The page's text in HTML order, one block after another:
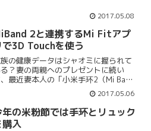
まいました。バントのユニットと接す
輪っかの部分が外れるようになってし
たので...
2017.05.08
2と連携するMi Fitアプ
で3D Touchを使う
の健康データはシャオミに握られて
？妻の両親へのプレゼントに続い
最近妻本人の「小米手环2（Mi Band
）」も購入したので、身近に4台の
がライフログを取っているとい
態です。うちの家族は小米に健康デ
タ握られて...
2017.05.06
年の米粉節では手环とリュック
購入